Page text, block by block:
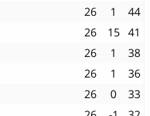
26 1
44
26 15 41
26 1
38
26 1
36
26 0
33